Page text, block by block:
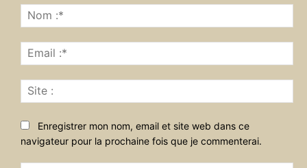
:*
:*
:
Enregistrer mon nom, email et site web dans ce
navigateur pour la prochaine fois que je commenterai.